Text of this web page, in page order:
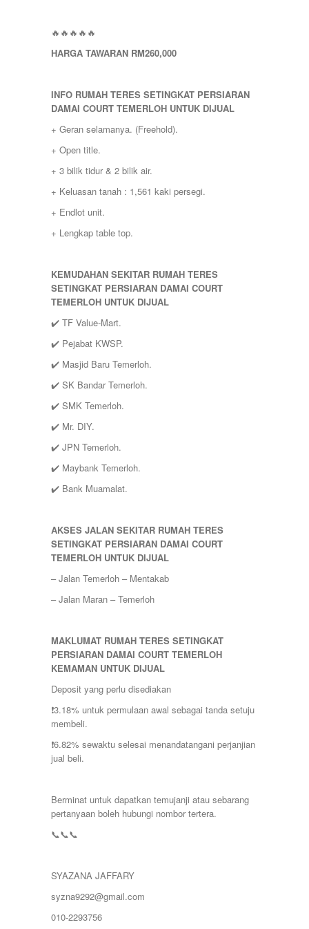
TERENGGANU
YONG PENG
🔥🔥🔥🔥🔥
HARGA TAWARAN RM260,000
INFO RUMAH TERES SETINGKAT PERSIARAN
DAMAI COURT TEMERLOH UNTUK DIJUAL
+ Geran selamanya. (Freehold).
+ Open title.
+ 3 bilik tidur & 2 bilik air.
+ Keluasan tanah : 1,561 kaki persegi.
+ Endlot unit.
+ Lengkap table top.
KEMUDAHAN SEKITAR RUMAH TERES
SETINGKAT PERSIARAN DAMAI COURT
TEMERLOH UNTUK DIJUAL
✔️ TF Value-Mart.
✔️ Pejabat KWSP.
✔️ Masjid Baru Temerloh.
✔️ SK Bandar Temerloh.
✔️ SMK Temerloh.
✔️ Mr. DIY.
✔️ JPN Temerloh.
✔️ Maybank Temerloh.
✔️ Bank Muamalat.
AKSES JALAN SEKITAR RUMAH TERES
SETINGKAT PERSIARAN DAMAI COURT
TEMERLOH UNTUK DIJUAL
– Jalan Temerloh – Mentakab
– Jalan Maran – Temerloh
MAKLUMAT RUMAH TERES SETINGKAT
PERSIARAN DAMAI COURT TEMERLOH
KEMAMAN UNTUK DIJUAL
Deposit yang perlu disediakan
❗️3.18% untuk permulaan awal sebagai tanda setuju
membeli.
❗️6.82% sewaktu selesai menandatangani perjanjian
jual beli.
Berminat untuk dapatkan temujanji atau sebarang
pertanyaan boleh hubungi nombor tertera.
📞📞📞
SYAZANA JAFFARY
syzna9292@gmail.com
010-2293756